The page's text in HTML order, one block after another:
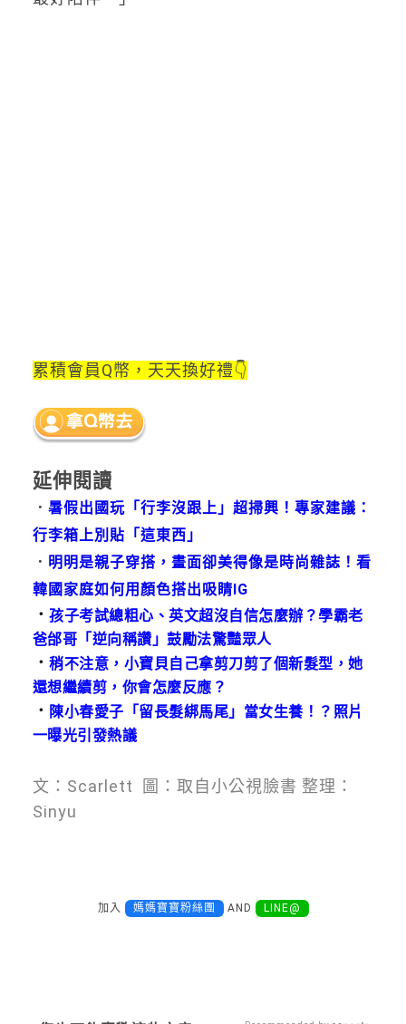
累積會員Q幣，天天換好禮👇
延伸閱讀
． 暑假出國玩「行李沒跟上」超掃興！專家建議：
行李箱上別貼「這東西」
． 明明是親子穿搭，畫面卻美得像是時尚雜誌！看
韓國家庭如何用顏色搭出吸睛IG
．孩子考試總粗心、英文超沒自信怎麼辦？學霸老
爸邰哥「逆向稱讚」鼓勵法驚豔眾人
．稍不注意，小寶貝自己拿剪刀剪了個新髮型，她
還想繼續剪，你會怎麼反應？
． 陳小春愛子「留長髮綁馬尾」當女生養！？照片
一曝光引發熱議
文：Scarlett 圖：取自小公視臉書 整理：
Sinyu
加入 媽媽寶寶粉絲團 AND LINE@